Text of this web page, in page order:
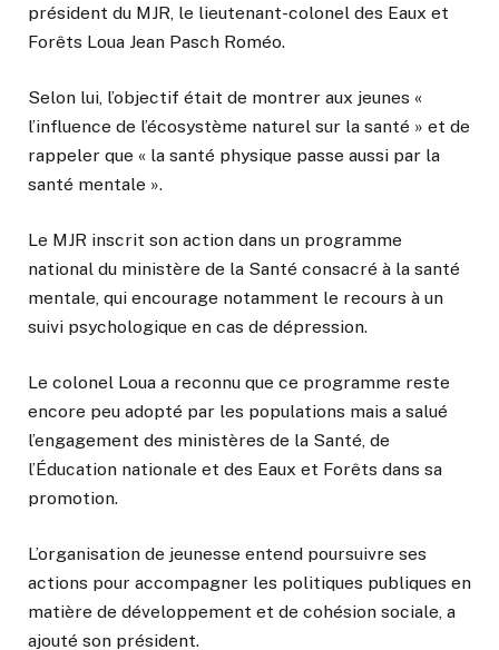
président du MJR, le lieutenant-colonel des Eaux et
Forêts Loua Jean Pasch Roméo.
Selon lui, l’objectif était de montrer aux jeunes «
l’influence de l’écosystème naturel sur la santé » et de
rappeler que « la santé physique passe aussi par la
santé mentale ».
Le MJR inscrit son action dans un programme
national du ministère de la Santé consacré à la santé
mentale, qui encourage notamment le recours à un
suivi psychologique en cas de dépression.
Le colonel Loua a reconnu que ce programme reste
encore peu adopté par les populations mais a salué
l’engagement des ministères de la Santé, de
l’Éducation nationale et des Eaux et Forêts dans sa
promotion.
L’organisation de jeunesse entend poursuivre ses
actions pour accompagner les politiques publiques en
matière de développement et de cohésion sociale, a
ajouté son président.